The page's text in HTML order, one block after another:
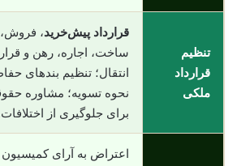
تنظیم
قرارداد
ملکی
قرارداد پیش‌خرید،
ساخت، اجاره، رهن و
انتقال؛ تنظیم بندهای
نحوه تسویه؛ مشاوره
برای جلوگیری از
اعتراض به آرای کمیسیون